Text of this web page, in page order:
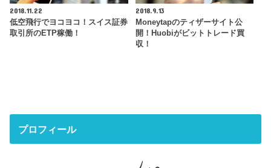
2018.11.22
低空飛行でヨコヨコ！スイス証券
取引所のETP稼働！
2018.9.13
Moneytapのティザーサイト公
開！Huobiがビットトレード買
収！
プロフィール